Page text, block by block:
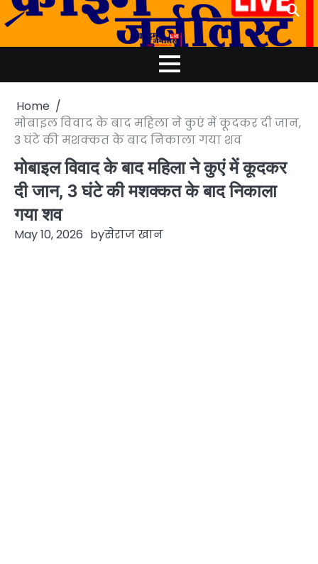
Skip
to
Home
मोबाइल विवाद के बाद महिला ने कुएं में कूदकर दी जान,
3 घंटे की मशक्कत के बाद निकाला गया शव
मोबाइल विवाद के बाद महिला ने कुएं में कूदकर
दी जान, 3 घंटे की मशक्कत के बाद निकाला
गया शव
May 10, 2026 byसेराज खान